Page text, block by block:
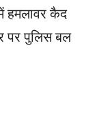
हमलावर कैद
पर पुलिस बल